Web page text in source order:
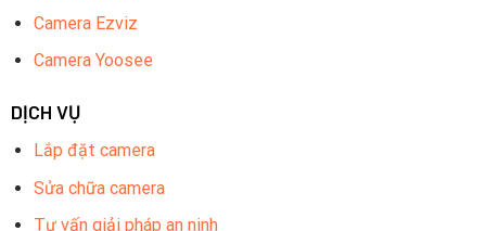
Camera Ezviz
Camera Yoosee
DỊCH VỤ
Lắp đặt camera
Sửa chữa camera
Tư vấn giải pháp an ninh